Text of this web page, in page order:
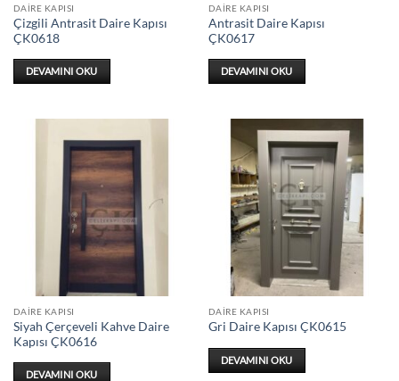
DAIRE KAPISI
Çizgili Antrasit Daire Kapısı
ÇK0618
DEVAMINI OKU
DAIRE KAPISI
Antrasit Daire Kapısı
ÇK0617
DEVAMINI OKU
DAIRE KAPISI
Siyah Çerçeveli Kahve Daire
Kapısı ÇK0616
DEVAMINI OKU
DAIRE KAPISI
Gri Daire Kapısı ÇK0615
DEVAMINI OKU